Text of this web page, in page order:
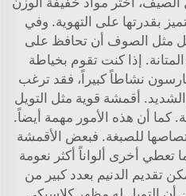
بقدرتها على التهوية. وفي
مثل الصوف أن تحافظ على
إذا كنت تقوم بخياطة
نشاطاً كبيراً، فقد ترغب
أقمشة قوية مثل التويل
كما أن هذه الأمور مهمة أيضاً.
للصبغة. فبعض الأقمشة
تعطي أخرى ألواناً أكثر نعومة
تقديم الدنيم بعدد كبير من